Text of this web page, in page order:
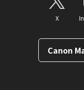
X
Canon